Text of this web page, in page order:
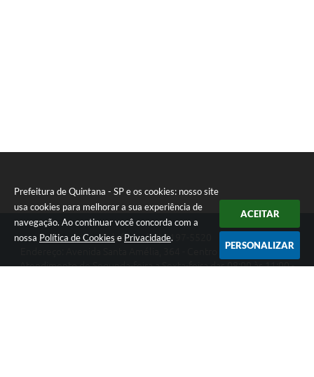
Prefeitura de Quintana - SP e os cookies: nosso site
usa cookies para melhorar a sua experiência de
navegação. Ao continuar você concorda com a
nossa Política de Cookies e Privacidade.
ACEITAR
PERSONALIZAR
Telefone: (14) 3197-5520
Endereço: Avenida Santa Amélia, 364 - Centro | CEP: 17670-003
Atendimento de Segunda-feira a Sexta-feira das 08:00 às 11:00 -